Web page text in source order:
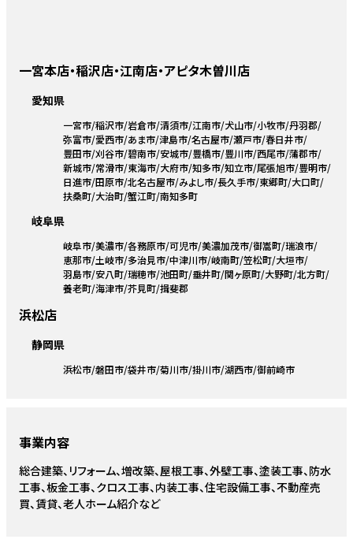
一宮本店・稲沢店・江南店・アピタ木曽川店
愛知県
一宮市 稲沢市 岩倉市 清須市 江南市 犬山市 小牧市 丹羽郡
弥富市 愛西市 あま市 津島市 名古屋市 瀬戸市 春日井市
豊田市 刈谷市 碧南市 安城市 豊橋市 豊川市 西尾市 蒲郡市
新城市 常滑市 東海市 大府市 知多市 知立市 尾張旭市 豊明市
日進市 田原市 北名古屋市 みよし市 長久手市 東郷町 大口町
扶桑町 大治町 蟹江町 南知多町
岐阜県
岐阜市 美濃市 各務原市 可児市 美濃加茂市 御嵩町 瑞浪市
恵那市 土岐市 多治見市 中津川市 岐南町 笠松町 大垣市
羽島市 安八町 瑞穂市 池田町 垂井町 関ヶ原町 大野町 北方町
養老町 海津市 芥見町 揖斐郡
浜松店
静岡県
浜松市 磐田市 袋井市 菊川市 掛川市 湖西市 御前崎市
事業内容
総合建築、リフォーム、増改築、屋根工事、外壁工事、塗装工事、防水
工事、板金工事、クロス工事、内装工事、住宅設備工事、不動産売
買、賃貸、老人ホーム紹介など